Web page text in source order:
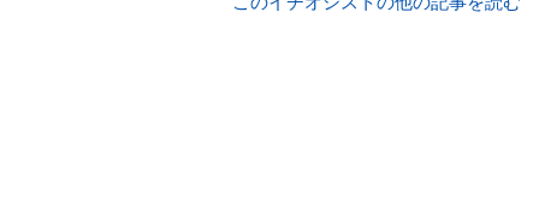
インフルエンサーが実際に使用してレビューしています。毎日トレン